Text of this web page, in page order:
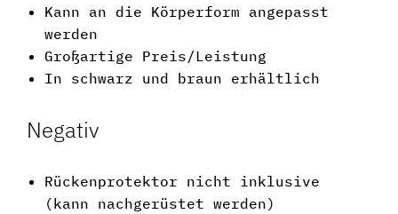
Kann an die Körperform angepasst
werden
Großartige Preis/Leistung
In schwarz und braun erhältlich
Negativ
Rückenprotektor nicht inklusive
(kann nachgerüstet werden)